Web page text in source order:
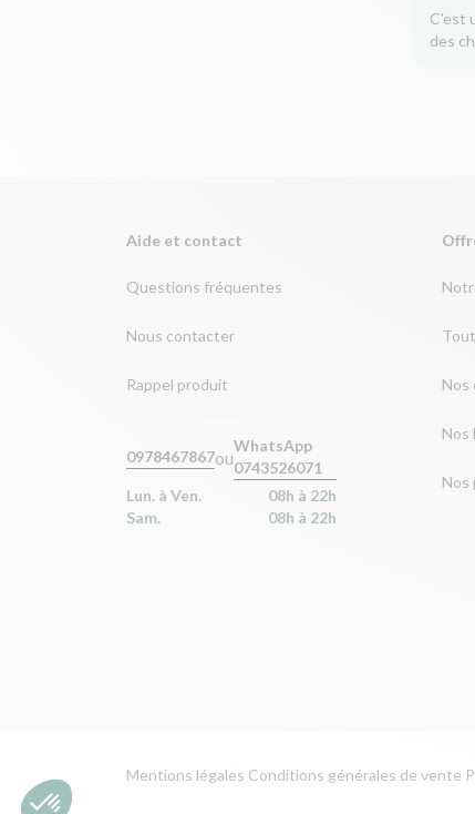
C'est
des
Aide et contact
Questions fréquentes
Nous contacter
Rappel produit
0978467867ou
WhatsApp
0743526071
Lun. à Ven.
08h à 22h
Sam.
08h à 22h
Nos
Nos
Nos
Mentions légales Conditions générales de vente